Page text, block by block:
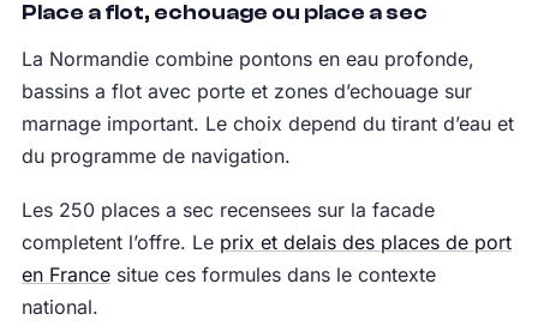
Place a flot, echouage ou place a sec
La Normandie combine pontons en eau profonde,
bassins a flot avec porte et zones d’echouage sur
marnage important. Le choix depend du tirant d’eau et
du programme de navigation.
Les 250 places a sec recensees sur la facade
completent l’offre. Le prix et delais des places de port
en Francesitue ces formules dans le contexte
national.